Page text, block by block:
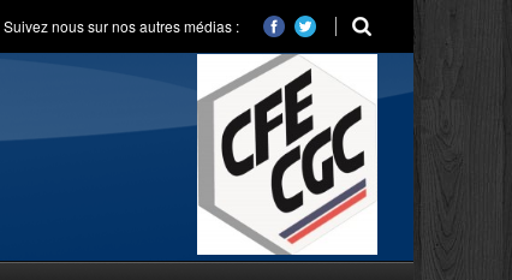
Suivez nous sur nos autres médias :